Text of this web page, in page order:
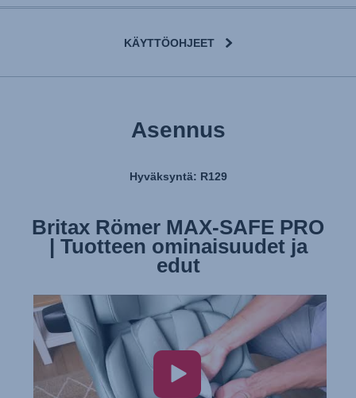
KÄYTTÖOHJEET
Asennus
Hyväksyntä: R129
Britax Römer MAX-SAFE PRO
| Tuotteen ominaisuudet ja
edut
Britax Römer MAX-SAFE PRO
| Istuimen asentaminen